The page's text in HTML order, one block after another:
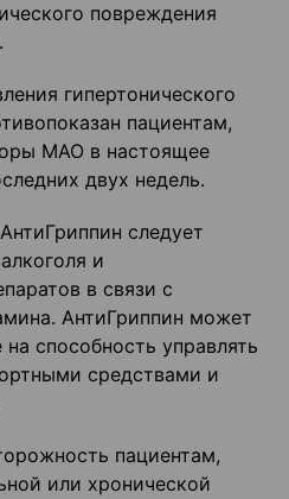
повреждения
гипертонического
пациентам,
МАО в настоящее
двух недель.
следует
и
в связи с
АнтиГриппин может
способность управлять
средствами и
пациентам,
или хронической